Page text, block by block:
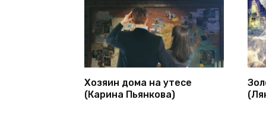
Хозяин дома на утесе
(Карина Пьянкова)